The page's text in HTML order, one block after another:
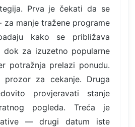
Prva je čekati da se
manje tražene programe
kako se približava
dok za izuzetno popularne
potražnja prelazi ponudu.
za cekanje. Druga
provjeravati stanje
pogleda. Treća je
— drugi datum iste